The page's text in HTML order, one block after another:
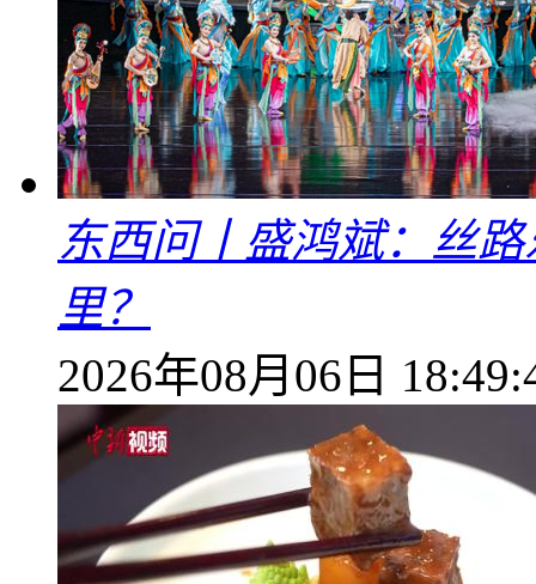
东西问丨盛鸿斌：丝
里？
2026年08月06日